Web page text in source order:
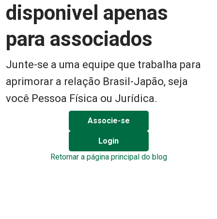
disponivel apenas
para associados
Junte-se a uma equipe que trabalha para
aprimorar a relação Brasil-Japão, seja
você Pessoa Física ou Jurídica.
Associe-se
Login
Retornar a página principal do blog